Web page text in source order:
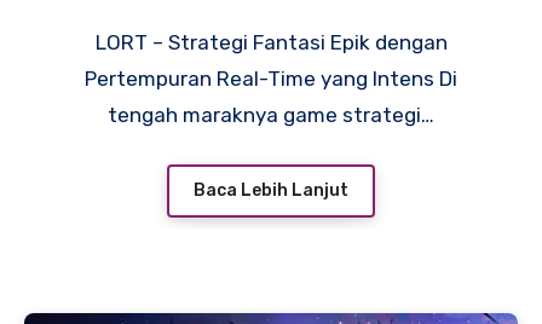
LORT – Strategi Fantasi Epik dengan
Pertempuran Real-Time yang Intens Di
tengah maraknya game strategi…
Baca Lebih Lanjut